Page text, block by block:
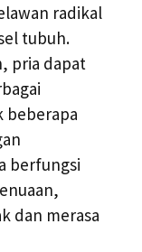
radikal
tubuh.
pria dapat
beberapa
berfungsi
dan merasa